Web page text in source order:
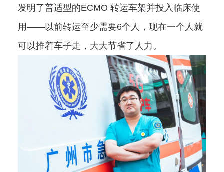
发明了普适型的ECMO 转运车架并投入临床使
用——以前转运至少需要6个人，现在一个人就
可以推着车子走，大大节省了人力。